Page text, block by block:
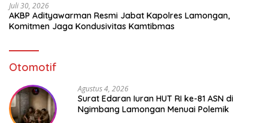
Juli 30, 2026
AKBP Adityawarman Resmi Jabat Kapolres Lamongan,
Komitmen Jaga Kondusivitas Kamtibmas
Otomotif
Agustus 4, 2026
Surat Edaran Iuran HUT RI ke-81 ASN di
Ngimbang Lamongan Menuai Polemik